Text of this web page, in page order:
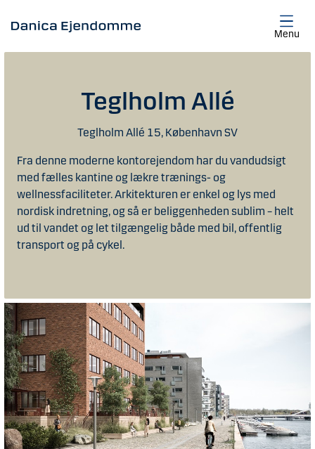
Menu
Teglholm Allé
Teglholm Allé 15, København SV
Fra denne moderne kontorejendom har du vandudsigt
med fælles kantine og lækre trænings- og
wellnessfaciliteter. Arkitekturen er enkel og lys med
nordisk indretning, og så er beliggenheden sublim – helt
ud til vandet og let tilgængelig både med bil, offentlig
transport og på cykel.